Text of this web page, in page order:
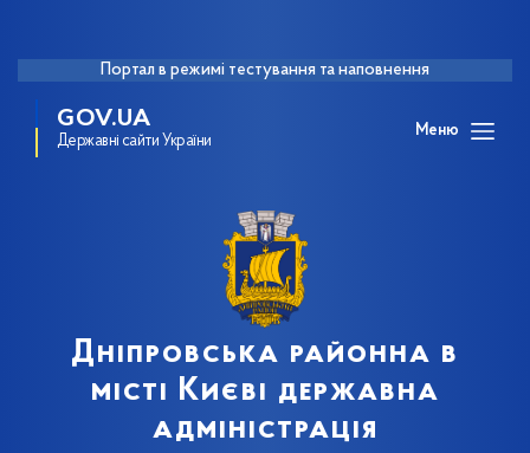
Портал в режимі тестування та наповнення
GOV.UA
Державні сайти України
Меню
Дніпровська районна в
місті Києві державна
адміністрація